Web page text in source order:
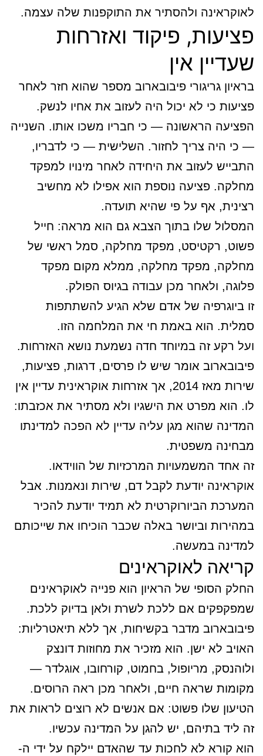
לאוקראינה ולהסתיר את התוקפנות שלה עצמה.
פציעות, פיקוד ואזרחות
שעדיין אין
בראיון גריגורי פיבובארוב מספר שהוא חזר לאחר
פציעות כי לא יכול היה לעזוב את אחיו לנשק.
הפציעה הראשונה — כי חבריו משכו אותו. השנייה
— כי היה צריך לחזור. השלישית — כי לדבריו,
התבייש לעזוב את היחידה לאחר מינויו למפקד
מחלקה. פציעה נוספת הוא אפילו לא מחשיב
רצינית, אף על פי שהיא תועדה.
המסלול שלו בתוך הצבא גם הוא מראה: חייל
פשוט, רקטיסט, מפקד מחלקה, סמל ראשי של
מחלקה, מפקד מחלקה, ממלא מקום מפקד
פלוגה, ולאחר מכן עבודה בגיוס הפולק.
זו ביוגרפיה של אדם שלא הגיע להשתתפות
סמלית. הוא באמת חי את המלחמה הזו.
ועל רקע זה במיוחד חדה נשמעת נושא האזרחות.
פיבובארוב אומר שיש לו פרסים, דרגות, פציעות,
שירות מאז 2014, אך אזרחות אוקראינית עדיין אין
לו. הוא מפרט את הישגיו ולא מסתיר את אכזבתו:
המדינה שהוא מגן עליה עדיין לא הפכה למדינתו
מבחינה משפטית.
זה אחד המשמעויות המרכזיות של הווידאו.
אוקראינה יודעת לקבל דם, שירות ונאמנות. אבל
המערכת הביורוקרטית לא תמיד יודעת להכיר
במהירות וביושר באלה שכבר הוכיחו את שייכותם
למדינה במעשה.
קריאה לאוקראינים
החלק הסופי של הראיון הוא פנייה לאוקראינים
שמפקפקים אם ללכת לשרת ולאן בדיוק ללכת.
פיבובארוב מדבר בקשיחות, אך ללא תיאטרליות:
האויב לא ישן. הוא מזכיר את מחוזות דונצק
ולוהנסק, מריופול, בחמוט, קורחובו, אוגלדר —
מקומות שראה חיים, ולאחר מכן ראה הרוסים.
הטיעון שלו פשוט: אם אנשים לא רוצים לראות את
זה ליד בתיהם, יש להגן על המדינה עכשיו.
הוא קורא לא לחכות עד שהאדם יילקח על ידי ה-